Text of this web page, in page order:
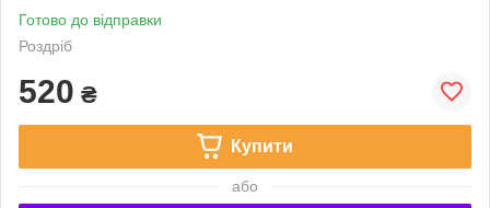
Готово до відправки
Роздріб
520 ₴
Купити
або